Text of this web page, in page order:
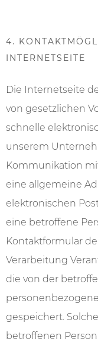
4.
INTERNETSEITE
Die Internetseite
von gesetzlichen
schnelle
unserem
Kommunikation
eine allgemeine
elektronischen
eine betroffene
Kontaktformular
Verarbeitung
die von der
gespeichert.
betroffenen